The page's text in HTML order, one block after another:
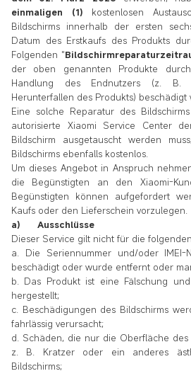
einmaligen (1) kostenlosen
Bildschirms innerhalb der ersten
Datum des Erstkaufs des Produkts
Folgenden "
der oben genannten Produkte
Handlung des Endnutzers (z. B.
Herunterfallen des Produkts) beschädigt
Eine solche Reparatur des
autorisierte Xiaomi Service Center
Bildschirm ausgetauscht werden
Bildschirms ebenfalls kostenlos.
Um dieses Angebot in Anspruch
die Begünstigten an den Xiaomi-
Begünstigten können aufgefordert
Kaufs oder den Lieferschein vorzulegen.
a) Ausschlüsse
Dieser Service gilt nicht für die
a. Die Seriennummer und/oder IMEI-
beschädigt oder wurde entfernt oder
b. Das Produkt ist eine Fälschung
hergestellt;
c. Beschädigungen des Bildschirms
fahrlässig verursacht;
d. Schäden, die nur die Oberfläche
z. B. Kratzer oder ein anderes
Bildschirms;